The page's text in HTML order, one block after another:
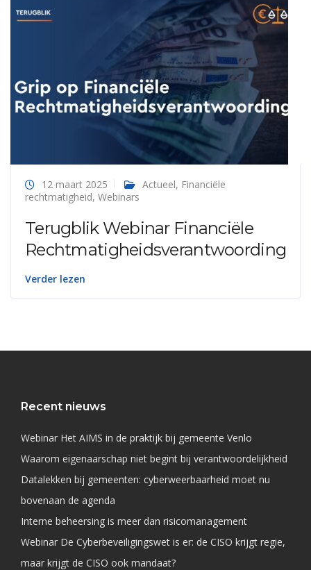
12 maart 2025 Actueel, Financiële
rechtmatigheid, Webinars
Terugblik Webinar Financiële
Rechtmatigheidsverantwoording
Verder lezen
Recent nieuws
Webinar Het AIMS in de praktijk bij gemeente Venlo
Waarom eigenaarschap niet begint bij verantwoordelijkheid
Datalekken bij gemeenten: cyberweerbaarheid moet nu
bovenaan de agenda
Interne beheersing is meer dan risicomanagement
Webinar De Cyberbeveiligingswet is er: de CISO krijgt regie,
maar krijgt de CISO ook mandaat?